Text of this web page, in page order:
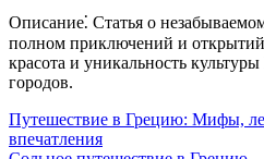
Описание⁚ Статья о
полном приключений и
красота и уникальность
городов.
Навигация
по
Путешествие в Грецию: Мифы,
впечатления